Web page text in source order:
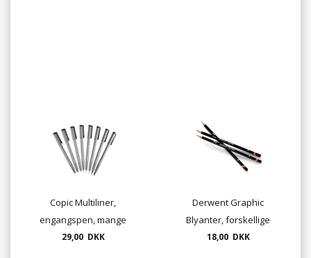
Copic Multiliner,
engangspen, mange
tykkelser. fra 0,05 til
29,00 DKK
Derwent Graphic
Blyanter, forskellige
hårdheder,
18,00 DKK